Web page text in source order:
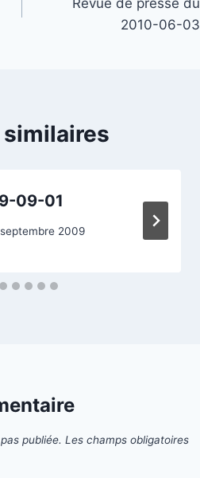
2010-06-03
09-01
2009
publiée. Les champs obligatoires